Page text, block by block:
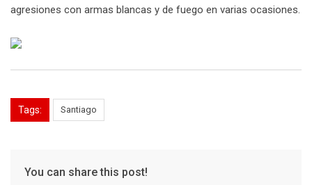
agresiones con armas blancas y de fuego en varias ocasiones.
Tags: Santiago
You can share this post!